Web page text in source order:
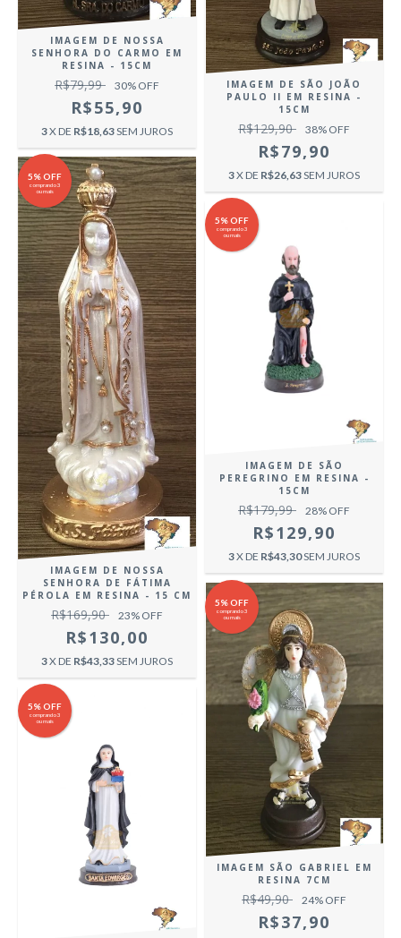
IMAGEM DE NOSSA
SENHORA DO CARMO EM
RESINA - 15CM
R$79,99 30% OFF
R$55,90
3X DE R$18,63SEM JUROS
IMAGEM DE SÃO JOÃO
PAULO II EM RESINA -
15CM
R$129,90 38% OFF
R$79,90
3X DE R$26,63SEM JUROS
5% OFF
comprando 3
ou mais
IMAGEM DE NOSSA
SENHORA DE FÁTIMA
PÉROLA EM RESINA - 15 CM
R$169,90 23% OFF
R$130,00
3X DE R$43,33SEM JUROS
5% OFF
comprando 3
ou mais
IMAGEM DE SÃO
PEREGRINO EM RESINA -
15CM
R$179,99 28% OFF
R$129,90
3X DE R$43,30SEM JUROS
5% OFF
comprando 3
ou mais
5% OFF
comprando 3
ou mais
IMAGEM SÃO GABRIEL EM
RESINA 7CM
R$49,90 24% OFF
R$37,90